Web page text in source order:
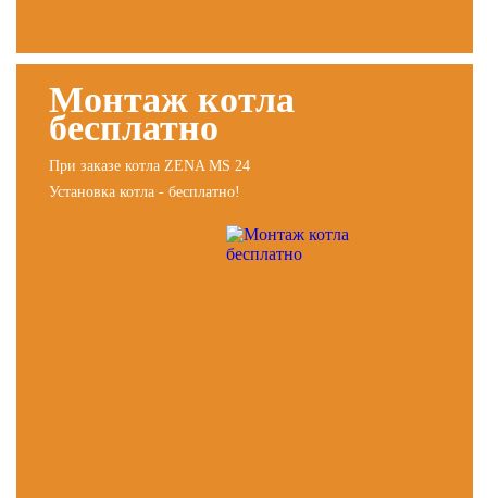
Монтаж котла
бесплатно
При заказе котла ZENA MS 24
Установка котла - бесплатно!